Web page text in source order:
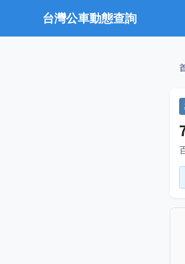
台灣公車動態查詢